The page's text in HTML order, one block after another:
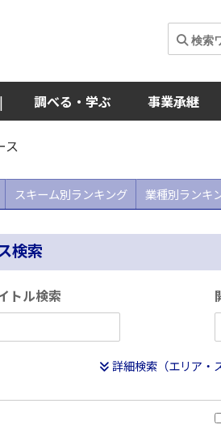
| 調べる・学ぶ 事業承継
ス
スキーム別ランキング 業種別ランキ
検索
トル検索
詳細検索（エリア・